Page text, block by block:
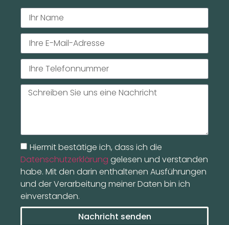
Hiermit bestätige ich, dass ich die
Datenschutzerklärung gelesen und verstanden
habe. Mit den darin enthaltenen Ausführungen
und der Verarbeitung meiner Daten bin ich
einverstanden.
Nachricht senden